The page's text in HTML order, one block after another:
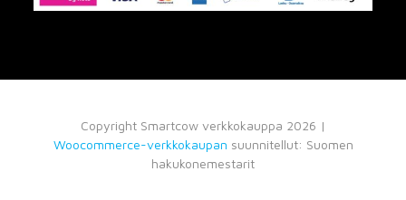
Copyright Smartcow verkkokauppa 2026 |
Woocommerce-verkkokaupan suunnitellut: Suomen
hakukonemestarit